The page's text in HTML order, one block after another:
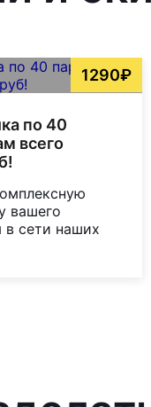
1290₽
по 40
всего
вашего
в сети наших